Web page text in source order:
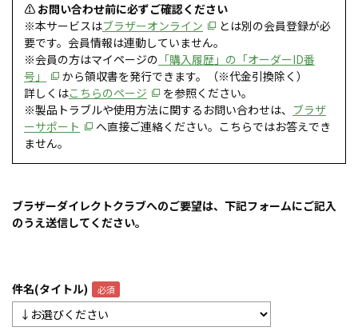
⚠ お問い合わせ前に必ずご確認ください
※本サービスはブラザーオンライン
とは別の会員登録が必
要です。会員情報は連動していません。
※会員の方はマイページの 「購入履歴」の「オーダーID番
号」
から領収書を発行できます。（※代金引換除く）
詳しくはこちらのページ
を参照ください。
※製品トラブルや使用方法に関するお問い合わせは、 ブラザ
ーサポート
へ直接ご連絡ください。こちらではお答えでき
ません。
ブラザーダイレクトクラブへのご要望は、下記フォームにご記入
のうえ送信してください。
件名(タイトル)